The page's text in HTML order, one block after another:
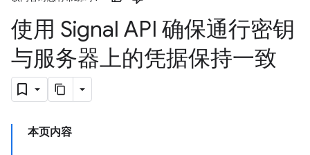
使用 Signal API 确保通行密钥
与服务器上的凭据保持一致
本页内容